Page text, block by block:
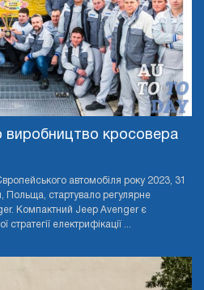
виробництво кросовера
автомобіля року 2023, 31
Польща, стартувало регулярне
Компактний Jeep Avenger є
електрифікації ...